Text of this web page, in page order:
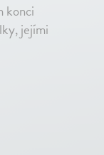
konci
jejími